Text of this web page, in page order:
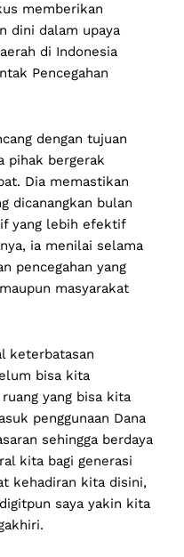
memberikan
dini dalam upaya
di Indonesia
Pencegahan
dengan tujuan
pihak bergerak
Dia memastikan
dicanangkan bulan
yang lebih efektif
ia menilai selama
pencegahan yang
masyarakat
keterbatasan
bisa kita
yang bisa kita
penggunaan Dana
sehingga berdaya
kita bagi generasi
kehadiran kita disini,
saya yakin kita